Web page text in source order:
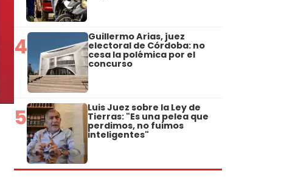
4 Guillermo Arias, juez
electoral de Córdoba: no
cesa la polémica por el
concurso
5 Luis Juez sobre la Ley de
Tierras: "Es una pelea que
perdimos, no fuimos
inteligentes"